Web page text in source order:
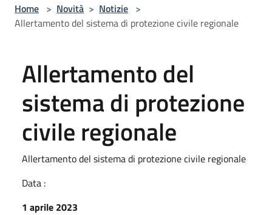
Home > Novità > Notizie >
Allertamento del sistema di protezione civile regionale
Allertamento del
sistema di protezione
civile regionale
Allertamento del sistema di protezione civile regionale
Data :
1 aprile 2023